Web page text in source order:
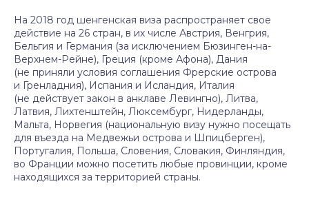
На 2018 год шенгенская виза распространяет свое
действие на 26 стран, в их числе Австрия, Венгрия,
Бельгия и Германия (за исключением Бюзинген-на-
Верхнем-Рейне), Греция (кроме Афона), Дания
(не приняли условия соглашения Фрерские острова
и Гренладния), Испания и Исландия, Италия
(не действует закон в анклаве Левингно), Литва,
Латвия, Лихтенштейн, Люксембург, Нидерланды,
Мальта, Норвегия (национальную визу нужно посещать
для въезда на Медвежьи острова и Шпицберген),
Португалия, Польша, Словения, Словакия, Финляндия,
во Франции можно посетить любые провинции, кроме
находящихся за территорией страны.